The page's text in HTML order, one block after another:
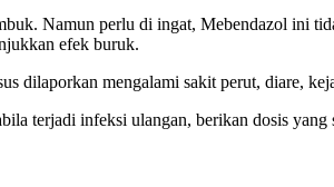
Namun perlu di ingat, Mebendazol ini
efek buruk.
dilaporkan mengalami sakit perut, diare,
terjadi infeksi ulangan, berikan dosis